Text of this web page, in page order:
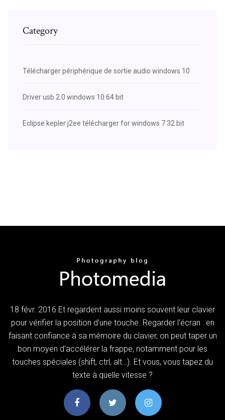
Category
Télécharger périphérique de sortie audio windows 10
Driver usb 2.0 windows 10 64 bit
Eclipse kepler j2ee télécharger for windows 7 32 bit
18 févr. 2016 Et regardent aussi moins souvent leur clavier
pour vérifier la position d'une touche. Regarder l'écran : en
faisant confiance à sa mémoire du clavier, on peut taper un
bon moyen d'accélérer la frappe, notamment pour les
touches spéciales (shift, ctrl, alt…). Et vous, vous tapez du
texte à quelle vitesse ?